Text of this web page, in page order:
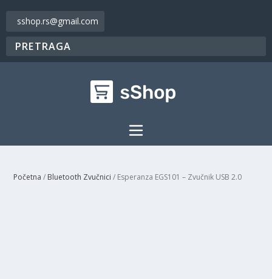
sshop.rs@gmail.com
Početna / Bluetooth Zvučnici / Esperanza EGS101 – Zvučnik USB 2.0